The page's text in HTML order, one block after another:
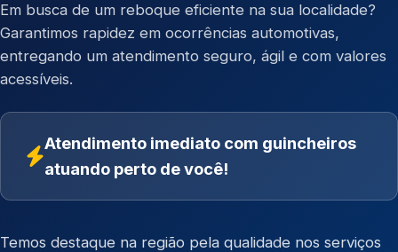
Em busca de um reboque eficiente na sua localidade?
Garantimos rapidez em ocorrências automotivas,
entregando um atendimento seguro, ágil e com valores
acessíveis.
Atendimento imediato com guincheiros
atuando perto de você!
Temos destaque na região pela qualidade nos serviços